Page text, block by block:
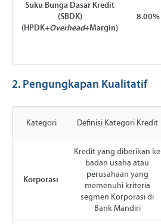
Suku Bunga Dasar Kredit
(SBDK)
(HPDK+Overhead+Margin)
8.00%
2. Pengungkapan Kualitatif
Kategori Definisi Kategori Kredit
Korporasi
Kredit yang diberikan ke
badan usaha atau
perusahaan yang
memenuhi kriteria
segmen Korporasi di
Bank Mandiri